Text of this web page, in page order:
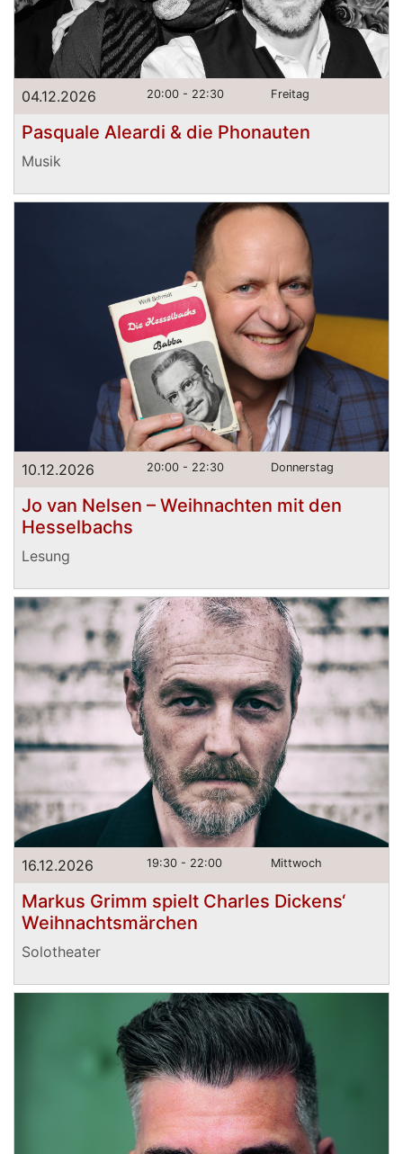
04.12.2026 20:00 - 22:30 Freitag
Pasquale Aleardi & die Phonauten
Musik
10.12.2026 20:00 - 22:30 Donnerstag
Jo van Nelsen – Weihnachten mit den
Hesselbachs
Lesung
16.12.2026 19:30 - 22:00 Mittwoch
Markus Grimm spielt Charles Dickens‘
Weihnachtsmärchen
Solotheater